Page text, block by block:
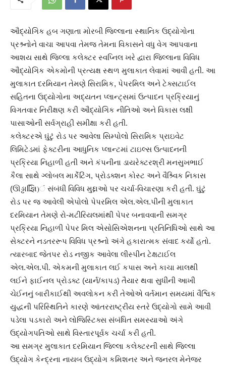
ઔદ્યોગિક હબ ગણાતા મોરબી જિલ્લાના સ્થાનિક ઉદ્યોગોના
પ્રશ્ર્નોને વાચા આપવા તેમજ તેમના વિકાસને વધુ વેગ આપવાના
આશય સાથે જિલ્લા કલેક્ટર સ્વપ્નિલ ખરે દ્વારા જિલ્લાના વિવિધ
ઔદ્યોગિક એકમોની પ્રત્યક્ષ સ્થળ મુલાકાત લેવામાં આવી હતી. આ
મુલાકાત દરમિયાન તેમણે સિરામિક, પેપરમિલ અને ટેક્સટાઈલ
સહિતના ઉદ્યોગોના અદ્યતન પ્લાન્ટ્સમાં ઉત્પાદન પ્રક્રિયાનું
વિગતવાર નિરીક્ષણ કરી ઔદ્યોગિક નીતિઓ અને વિકાસ લક્ષી
પાસાઓની સર્વગ્રાહી સમીક્ષા કરી હતી.
કલેક્ટરએ ઘુંટું રોડ પર આવેલા સિમ્પોલો સિરામિક પ્રાઇવેટ
લિમિટેડમાં ફેક્ટરીના આધુનિક પ્લાન્ટમાં ટાઇલ્સ ઉત્પાદનની
પ્રક્રિયા નિહાળી હતી અને કંપનીના ડાયરેક્ટરશ્રી મનસુખભાઈ
કૈલા સાથે ગ્લોબલ માર્કેટિંગ, પ્રોડક્શન કોસ્ટ અને વૈશ્ર્વિક નિકાસ
(ઊડ્ઢાજ્ઞિિ)ં સંબંધી વિવિધ મુદ્દાઓ પર ચર્ચા-વિચારણા કરી હતી. ઘુંટું
રોડ પર જ આવેલી એપોલો પેપરમિલ એલ.એલ.પીની મુલાકાત
દરમિયાન તેમણે રો-મટીરિયલમાંથી પેપર બનાવવાની સમગ્ર
પ્રક્રિયા નિહાળી પેપર મિલ એસોસિએશનના પ્રતિનિધિઓ સાથે આ
સેક્ટરને નડતરરૂપ વિવિધ પ્રશ્ર્નો અંગે હકારાત્મક સંવાદ કર્યો હતો.
ત્યારબાદ જેતપર રોડ નજીક આવેલા લીસ્પીન ટેક્ષટાઈલ
એલ.એલ.પી. એકમની મુલાકાત લઈ કપાસ અને કાચા માલથી
લઈને ફાઈનલ પ્રોડક્ટ (યાર્ન/કાપડ) તૈયાર થવા સુધીની આખી
ચેઈનનું બારીકાઈથી અવલોકન કરી તેઓએ વર્તમાન સમયમાં વૈશ્વિક
યુદ્ધની પરિસ્થિતિને કારણે આંતરરાષ્ટ્રીય સ્તરે ઉદ્યોગો સામે આવી
પડેલા પડકારો અને લોજિસ્ટિક્સ સંબંધિત સમસ્યાઓ અંગે
ઉદ્યોગપતિઓ સાથે વિસ્તારપૂર્વક ચર્ચા કરી હતી.
આ સમગ્ર મુલાકાત દરમિયાન જિલ્લા કલેક્ટરની સાથે જિલ્લા
ઉદ્યોગ કેન્દ્રના નાયબ ઉદ્યોગ કમિશનર અને જનરલ મેનેજર